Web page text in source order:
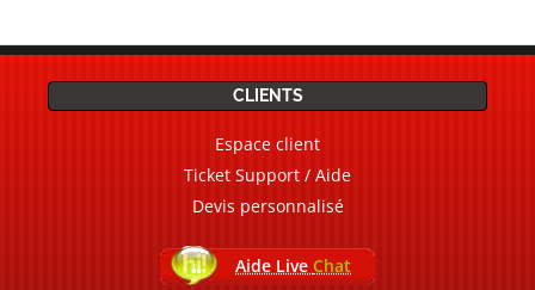
CLIENTS
Espace client
Ticket Support / Aide
Devis personnalisé
Aide Live Chat